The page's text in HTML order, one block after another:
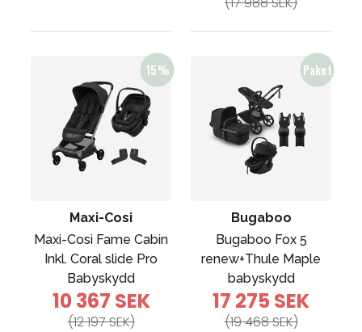
Maxi-Cosi
Maxi-Cosi Fame Cabin
Inkl. Coral slide Pro
Babyskydd
10 367 SEK
(12 197 SEK)
Bugaboo
Bugaboo Fox 5
renew+Thule Maple
babyskydd
17 275 SEK
(19 468 SEK)